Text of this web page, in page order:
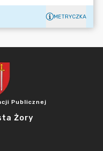
METRYCZKA
Publicznej
Żory